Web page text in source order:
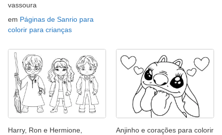
vassoura
em Páginas de Sanrio para
colorir para crianças
Harry, Ron e Hermione,
Anjinho e corações para colorir